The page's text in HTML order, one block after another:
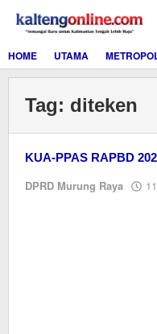
konten
HOME
UTAMA
Tag: diteken
KUA-PPAS RAPBD
DPRD Murung Raya